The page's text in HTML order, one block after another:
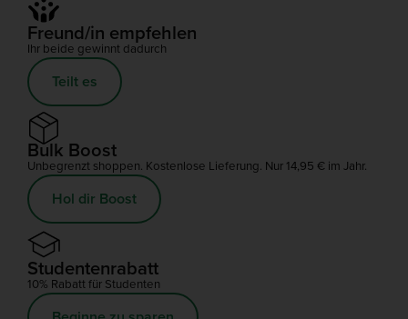
Freund/in empfehlen
Ihr beide gewinnt dadurch
Teilt es
Bulk Boost
Unbegrenzt shoppen. Kostenlose Lieferung. Nur 14,95 € im Jahr.
Hol dir Boost
Studentenrabatt
10% Rabatt für Studenten